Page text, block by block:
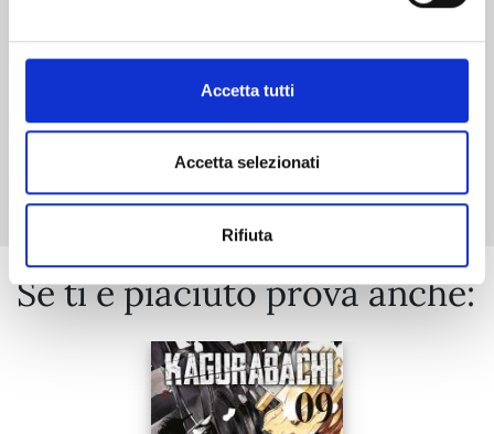
Accetta tutti
Accetta selezionati
Rifiuta
Mostra tutto
Se ti è piaciuto prova anche: